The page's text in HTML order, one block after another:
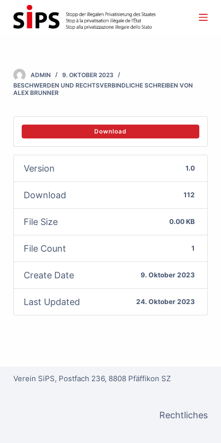
S
k
o
c
e
ADMIN
9. OKTOBER 2023
BESCHWERDEN UND RECHTSVERBINDLICHE SCHREIBEN VON
ALEX BRUNNER
Download
Version 1.0
Download 112
File Size 0.00 KB
File Count 1
Create Date 9. Oktober 2023
Last Updated 24. Oktober 2023
Verein SiPS, Postfach 236, 8808 Pfäffikon SZ
Rechtliches